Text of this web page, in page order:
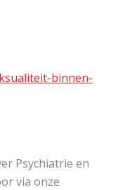
binnen-
Psychiatrie en
via onze